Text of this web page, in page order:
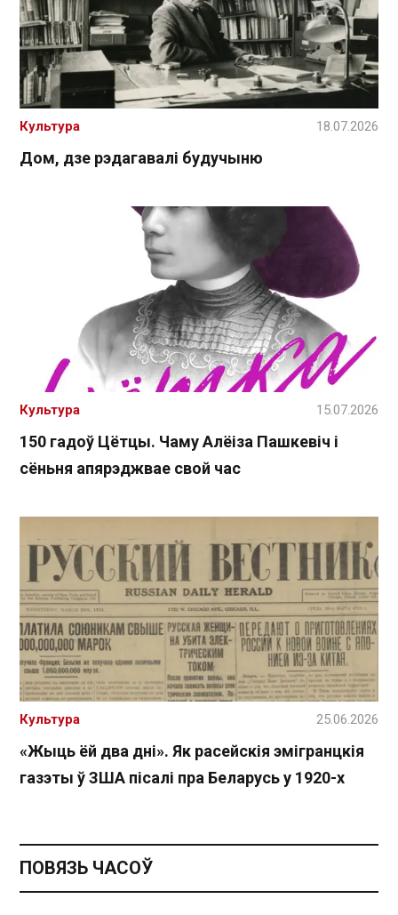
Дом, дзе рэдагавалі будучыню
Культура 18.07.2026
150 гадоў Цётцы. Чаму Алёіза Пашкевіч і
сёньня апярэджвае свой час
Культура 15.07.2026
«Жыць ёй два дні». Як расейскія эмігранцкія
газэты ў ЗША пісалі пра Беларусь у 1920-х
Культура 25.06.2026
ПОВЯЗЬ ЧАСОЎ